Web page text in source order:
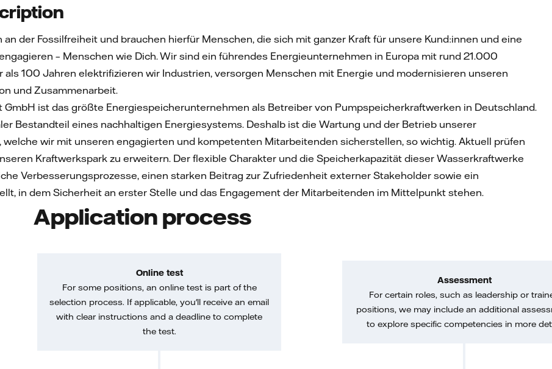
der Fossilfreiheit und brauchen hierfür Menschen, die sich mit ganzer Kraft für unsere Kund:innen und eine
– Menschen wie Dich. Wir sind ein führendes Energieunternehmen in Europa mit rund 21.000
als 100 Jahren elektrifizieren wir Industrien, versorgen Menschen mit Energie und modernisieren unseren
und Zusammenarbeit.
GmbH ist das größte Energiespeicherunternehmen als Betreiber von Pumpspeicherkraftwerken in Deutschland.
Bestandteil eines nachhaltigen Energiesystems. Deshalb ist die Wartung und der Betrieb unserer
wir mit unseren engagierten und kompetenten Mitarbeitenden sicherstellen, so wichtig. Aktuell prüfen
Kraftwerkspark zu erweitern. Der flexible Charakter und die Speicherkapazität dieser Wasserkraftwerke
Verbesserungsprozesse, einen starken Beitrag zur Zufriedenheit externer Stakeholder sowie ein
in dem Sicherheit an erster Stelle und das Engagement der Mitarbeitenden im Mittelpunkt stehen.
Application process
Online test
For some positions, an online test is part of the
selection process. If applicable, you'll receive an email
with clear instructions and a deadline to complete
the test.
Assessment
For certain roles, such as leadership or
positions, we may include an additional
to explore specific competencies in more